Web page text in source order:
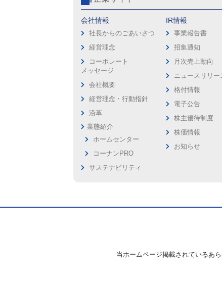
会社情報
社長からのごあいさつ
経営理念
コーポレート
メッセージ
会社概要
経営理念・行動指針
沿革
業態紹介
ホームセンター
コーナンPRO
サステナビリティ
IR情報
事業報告書
招集通知
月次売上動向
ニュースリリー
格付情報
電子公告
株主優待制度
株価情報
お知らせ
当ホームページ掲載されているあ